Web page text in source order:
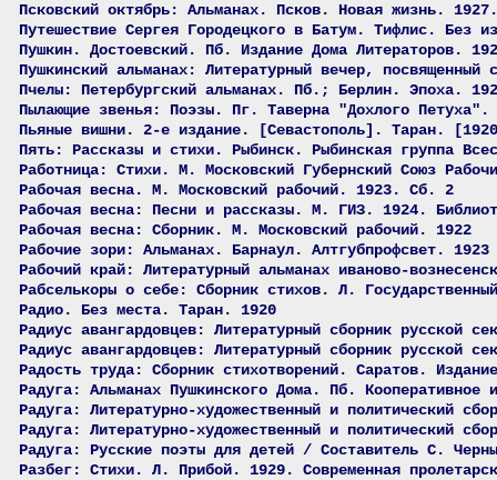
Псковский октябрь: Альманах. Псков. Новая жизнь.
Путешествие Сергея Городецкого в Батум. Тифлис. Без
Пушкин. Достоевский. Пб. Издание Дома Литераторов.
Пушкинский альманах: Литературный вечер,
Пчелы: Петербургский альманах. Пб.; Берлин. Эпоха.
Пылающие звенья: Поэзы. Пг. Таверна "Дохлого Петуха".
Пьяные вишни. 2-е издание. [Севастополь]. Таран.
Пять: Рассказы и стихи. Рыбинск. Рыбинская группа
Работница: Стихи. М. Московский Губернский Союз
Рабочая весна. М. Московский рабочий. 1923. Сб. 2
Рабочая весна: Песни и рассказы. М. ГИЗ. 1924.
Рабочая весна: Сборник. М. Московский рабочий. 1922
Рабочие зори: Альманах. Барнаул. Алтгубпрофсвет. 1923
Рабочий край: Литературный альманах иваново-
Рабселькоры о себе: Сборник стихов. Л.
Радио. Без места. Таран. 1920
Радиус авангардовцев: Литературный сборник русской
Радиус авангардовцев: Литературный сборник русской
Радость труда: Сборник стихотворений. Саратов.
Радуга: Альманах Пушкинского Дома. Пб. Кооперативное
Радуга: Литературно-художественный и политический
Радуга: Литературно-художественный и политический
Радуга: Русские поэты для детей / Составитель С.
Разбег: Стихи. Л. Прибой. 1929. Современная